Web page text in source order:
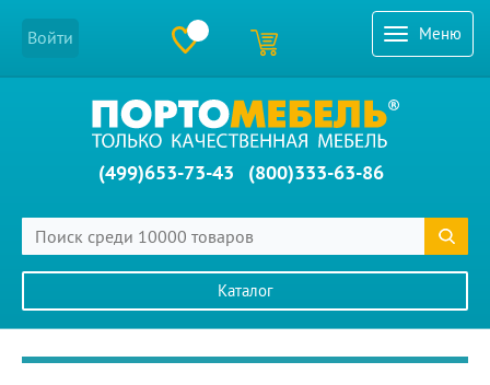
Меню
Войти
(499)653-73-43 (800)333-63-86
Каталог
Главное меню сайта